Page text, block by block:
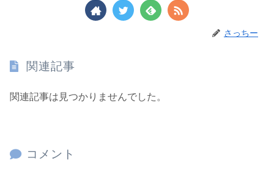
さっちー
関連記事
関連記事は見つかりませんでした。
コメント